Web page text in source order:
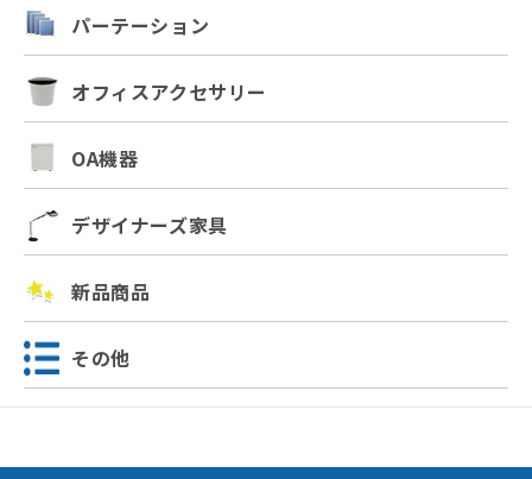
パーテーション
オフィスアクセサリー
OA機器
デザイナーズ家具
新品商品
その他